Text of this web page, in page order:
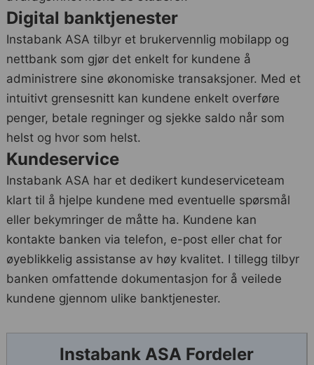
Digital banktjenester
Instabank ASA tilbyr et brukervennlig mobilapp og
nettbank som gjør det enkelt for kundene å
administrere sine økonomiske transaksjoner. Med et
intuitivt grensesnitt kan kundene enkelt overføre
penger, betale regninger og sjekke saldo når som
helst og hvor som helst.
Kundeservice
Instabank ASA har et dedikert kundeserviceteam
klart til å hjelpe kundene med eventuelle spørsmål
eller bekymringer de måtte ha. Kundene kan
kontakte banken via telefon, e-post eller chat for
øyeblikkelig assistanse av høy kvalitet. I tillegg tilbyr
banken omfattende dokumentasjon for å veilede
kundene gjennom ulike banktjenester.
Instabank ASA Fordeler